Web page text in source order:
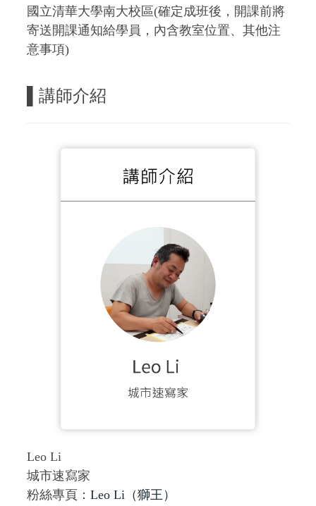
國立清華大學南大校區(確定成班後，開課前將
寄送開課通知給學員，內含教室位置、其他注
意事項)
講師介紹
Leo Li
城市速寫家
粉絲專頁： Leo Li（獅王）